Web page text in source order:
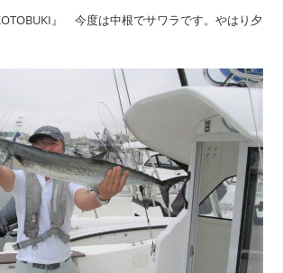
』 今度は中根でサワラです。やはり夕